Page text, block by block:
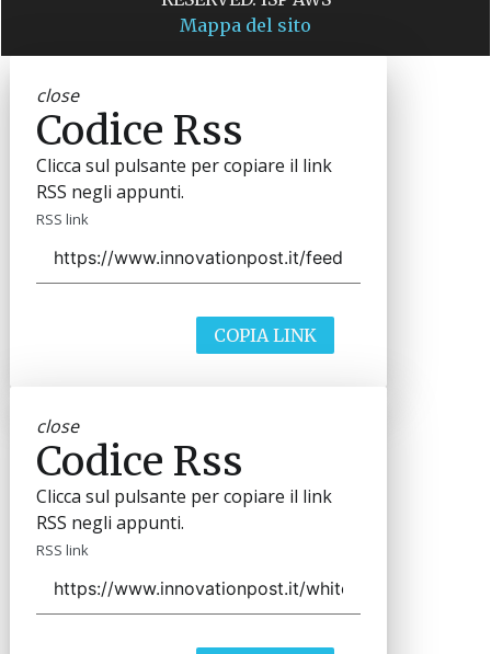
Mappa del sito
close
Codice Rss
Clicca sul pulsante per copiare il link
RSS negli appunti.
RSS link
COPIA LINK
close
Codice Rss
Clicca sul pulsante per copiare il link
RSS negli appunti.
RSS link